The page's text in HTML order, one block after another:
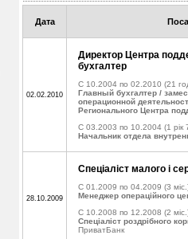
Дата
02.02.2010
Директор Центра
бухгалтер
C 10.2004 по 02.2010 (21
Главный бухгалтер /
операционной
Регионального Центра
C 03.2003 по 10.2004 (1 рік
Начальник отдела
28.10.2009
Спеціаліст малого і
C 01.2009 по 04.2009 (3
Менеджер операційного
C 10.2008 по 12.2008 (2
Спеціаліст роздрібного
ПриватБанк